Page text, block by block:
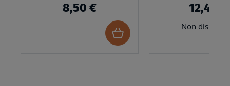
8,50 €
Ajouter
au
12,40 €
Non